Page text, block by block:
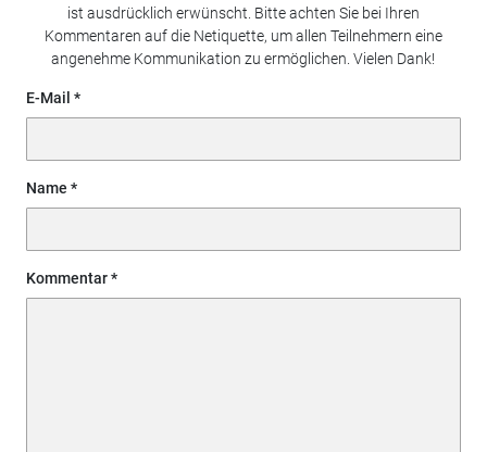
ist ausdrücklich erwünscht. Bitte achten Sie bei Ihren
Kommentaren auf die Netiquette, um allen Teilnehmern eine
angenehme Kommunikation zu ermöglichen. Vielen Dank!
E-Mail
Name
Kommentar